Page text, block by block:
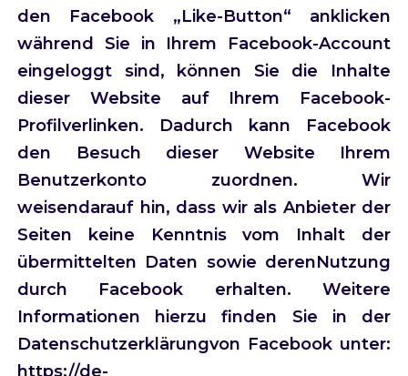
den Facebook „Like-Button“ anklicken
während Sie in Ihrem Facebook-Account
eingeloggt sind, können Sie die Inhalte
dieser Website auf Ihrem Facebook-
Profilverlinken. Dadurch kann Facebook
den Besuch dieser Website Ihrem
Benutzerkonto zuordnen. Wir
weisendarauf hin, dass wir als Anbieter der
Seiten keine Kenntnis vom Inhalt der
übermittelten Daten sowie derenNutzung
durch Facebook erhalten. Weitere
Informationen hierzu finden Sie in der
Datenschutzerklärungvon Facebook unter:
https://de-